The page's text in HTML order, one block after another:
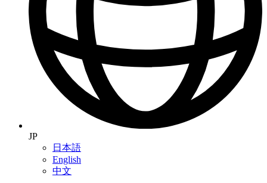
JP
日本語
English
中文